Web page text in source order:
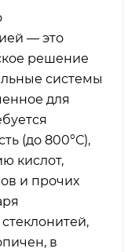
— это
решение
системы
для
(до 800°С),
кислот,
и прочих
в